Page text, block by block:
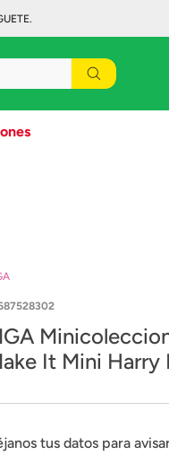
It Mini
tus datos para